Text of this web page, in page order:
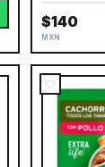
$140
MXN